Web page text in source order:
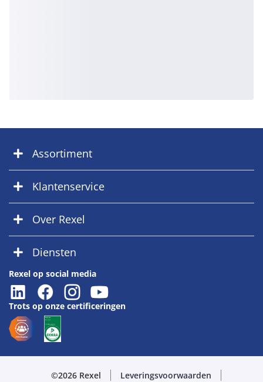
Assortiment
Klantenservice
Over Rexel
Diensten
Rexel op social media
Trots op onze certificeringen
©2026 Rexel Leveringsvoorwaarden